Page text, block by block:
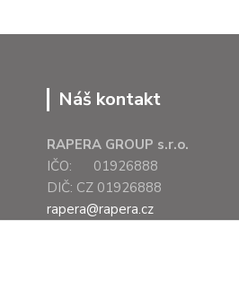
Náš kontakt
RAPERA GROUP s.r.o.
IČO: 01926888
DIČ: CZ 01926888
rapera@rapera.cz